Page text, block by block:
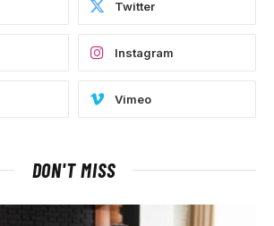
Twitter
Instagram
Vimeo
DON'T MISS